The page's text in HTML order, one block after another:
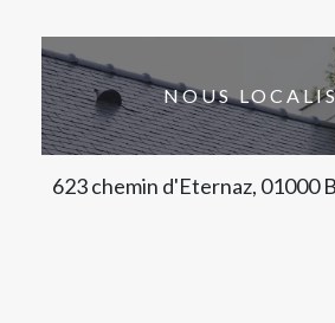
NOUS
623 chemin d'Eternaz, 01000